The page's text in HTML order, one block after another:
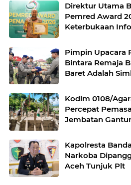
Direktur Utama
Pemred Award
Keterbukaan
Pimpin Upacara
Bintara Remaja
Baret Adalah
Kodim 0108/
Percepat
Jembatan
Kapolresta
Narkoba
Aceh Tunjuk Plt